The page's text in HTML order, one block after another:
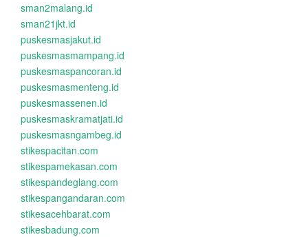
sman2malang.id
sman21jkt.id
puskesmasjakut.id
puskesmasmampang.id
puskesmaspancoran.id
puskesmasmenteng.id
puskesmassenen.id
puskesmaskramatjati.id
puskesmasngambeg.id
stikespacitan.com
stikespamekasan.com
stikespandeglang.com
stikespangandaran.com
stikesacehbarat.com
stikesbadung.com